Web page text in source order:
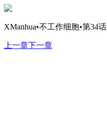
XManhua•不工作细胞•第34话
上一章下一章